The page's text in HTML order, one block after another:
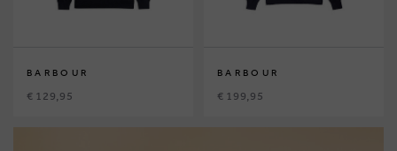
BARBOUR
€ 129,95
BARBOUR
€ 199,95